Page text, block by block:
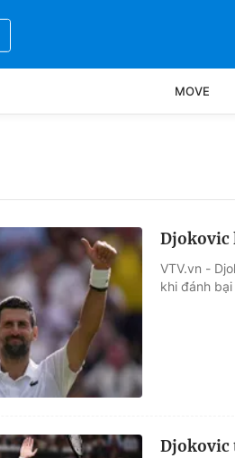
MOVE
Djokovic
VTV.vn -
khi đánh
Djokovic